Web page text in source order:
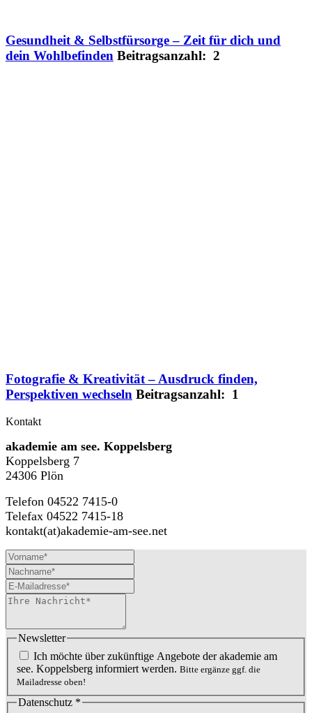
Gesundheit & Selbstfürsorge – Zeit für dich und
dein Wohlbefinden Beitragsanzahl: 2
Fotografie & Kreativität – Ausdruck finden,
Perspektiven wechseln Beitragsanzahl: 1
Kontakt
akademie am see. Koppelsberg
Koppelsberg 7
24306 Plön
Telefon 04522 7415-0
Telefax 04522 7415-18
kontakt(at)akademie-am-see.net
Newsletter
Ich möchte über zukünftige Angebote der akademie am
see. Koppelsberg informiert werden. Bitte ergänze ggf. die
Mailadresse oben!
Datenschutz *